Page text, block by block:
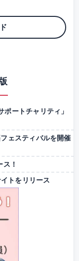
ポートチャリティ」
ェスティバルを開催
！
トをリリース